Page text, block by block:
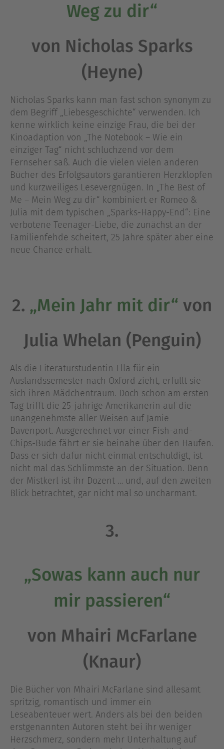
Weg zu dir“
von Nicholas Sparks
(Heyne)
Nicholas Sparks kann man fast schon synonym zu
dem Begriff „Liebesgeschichte“ verwenden. Ich
kenne wirklich keine einzige Frau, die bei der
Kinoadaption von „The Notebook – Wie ein
einziger Tag“ nicht schluchzend vor dem
Fernseher saß. Auch die vielen vielen anderen
Bücher des Erfolgsautors garantieren Herzklopfen
und kurzweiliges Lesevergnügen. In „The Best of
Me – Mein Weg zu dir“ kombiniert er Romeo &
Julia mit dem typischen „Sparks-Happy-End“: Eine
verbotene Teenager-Liebe, die zunächst an der
Familienfehde scheitert, 25 Jahre später aber eine
neue Chance erhält.
2. „Mein Jahr mit dir“ von
Julia Whelan (Penguin)
Als die Literaturstudentin Ella für ein
Auslandssemester nach Oxford zieht, erfüllt sie
sich ihren Mädchentraum. Doch schon am ersten
Tag trifft die 25-jährige Amerikanerin auf die
unangenehmste aller Weisen auf Jamie
Davenport. Ausgerechnet vor einer Fish-and-
Chips-Bude fährt er sie beinahe über den Haufen.
Dass er sich dafür nicht einmal entschuldigt, ist
nicht mal das Schlimmste an der Situation. Denn
der Mistkerl ist ihr Dozent … und, auf den zweiten
Blick betrachtet, gar nicht mal so uncharmant.
3.
„Sowas kann auch nur
mir passieren“
von Mhairi McFarlane
(Knaur)
Die Bücher von Mhairi McFarlane sind allesamt
spritzig, romantisch und immer ein
Leseabenteuer wert. Anders als bei den beiden
erstgenannten Autoren steht bei ihr weniger
Herzschmerz, sondern mehr Unterhaltung auf